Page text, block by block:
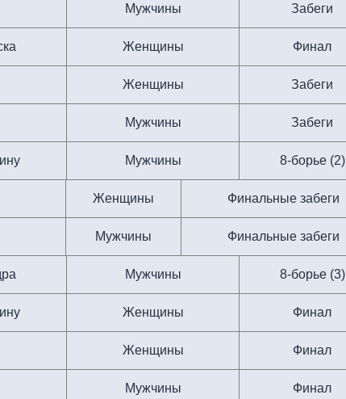
Мужчины Забеги
Женщины Финал
Женщины Забеги
Мужчины Забеги
Мужчины 8-борье (2)
Женщины Финальные забеги
Мужчины Финальные забеги
Мужчины 8-борье (3)
Женщины Финал
Женщины Финал
Мужчины Финал